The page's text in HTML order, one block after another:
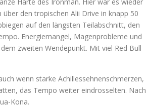
den tropischen Alii Drive in knapp 50
auf den längsten Teilabschnitt, den
Energiemangel, Magenprobleme und
zweiten Wendepunkt. Mit viel Red Bull
wenn starke Achillessehnenschmerzen,
das Tempo weiter eindrosselten. Nach
Kona.